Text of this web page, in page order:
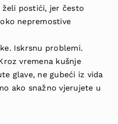
postići, jer često
nepremostive
Iskrsnu problemi.
vremena kušnje
glave, ne gubeći iz vida
ako snažno vjerujete u